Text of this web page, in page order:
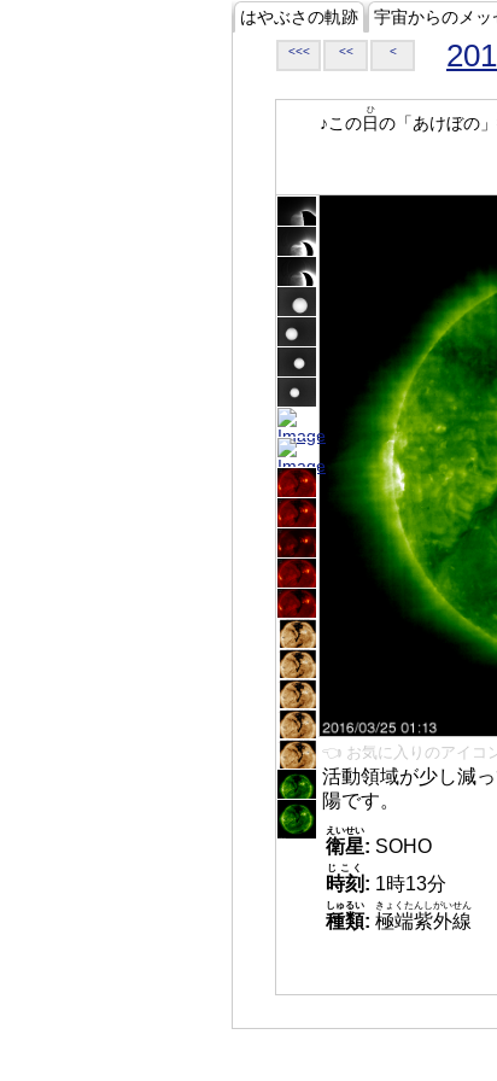
はやぶさの軌跡 宇宙からのメッ
<<< << <
♪この日
ひ
の「あけぼの」
👈 お気に入りのアイコ
活動領域が少し減
陽です。
衛星
えいせい
: SOHO
時刻
じこく
: 1時13分
種類
しゅるい
: 極端紫外線
きょくたんしがいせん